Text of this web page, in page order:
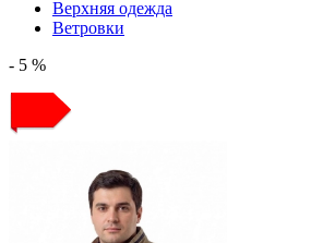
Верхняя одежда
Ветровки
- 5 %